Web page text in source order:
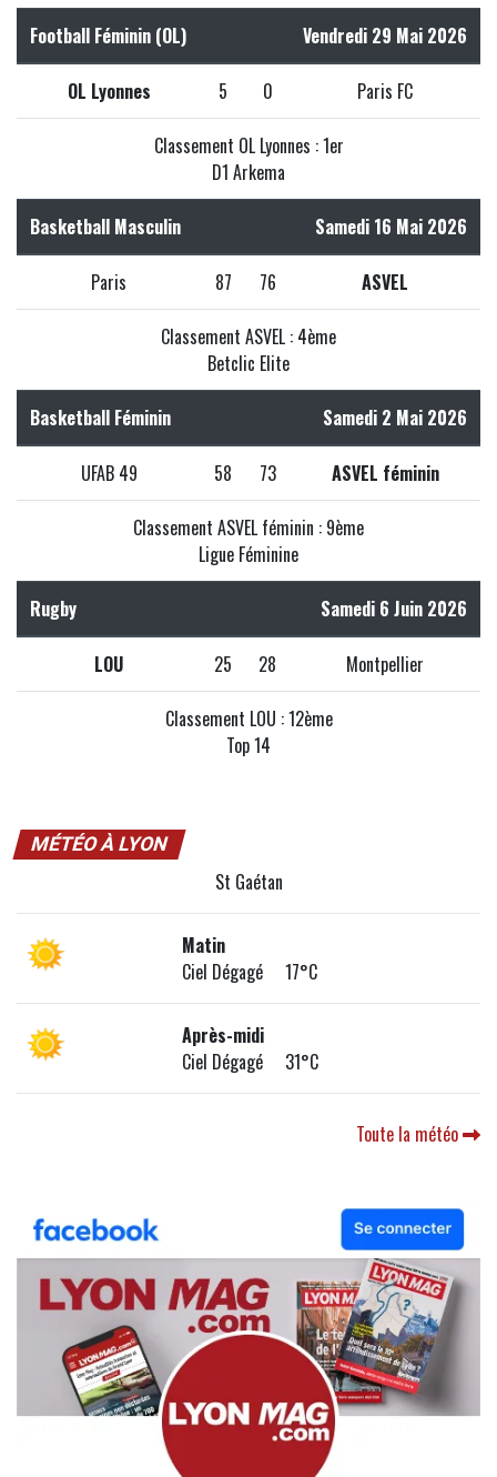
Football Féminin (OL) Vendredi 29 Mai 2026
OL Lyonnes 5 0 Paris FC
Classement OL Lyonnes : 1er
D1 Arkema
Basketball Masculin Samedi 16 Mai 2026
Paris 87 76 ASVEL
Classement ASVEL : 4ème
Betclic Elite
Basketball Féminin Samedi 2 Mai 2026
UFAB 49 58 73 ASVEL féminin
Classement ASVEL féminin : 9ème
Ligue Féminine
Rugby Samedi 6 Juin 2026
LOU 25 28 Montpellier
Classement LOU : 12ème
Top 14
MÉTÉO À LYON
St Gaétan
Matin
Ciel Dégagé 17°C
Après-midi
Ciel Dégagé 31°C
Toute la météo